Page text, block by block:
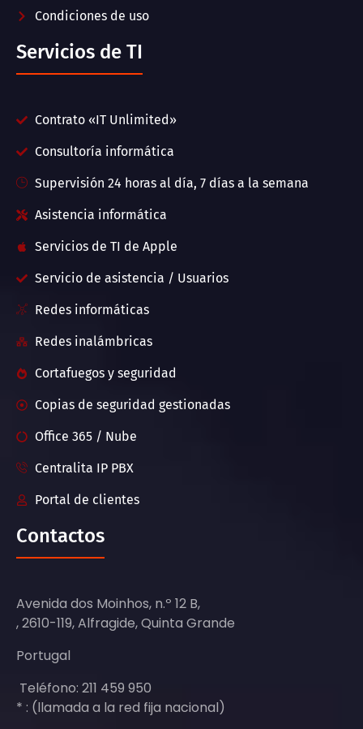
Condiciones de uso
Servicios de TI
Contrato «IT Unlimited»
Consultoría informática
Supervisión 24 horas al día, 7 días a la semana
Asistencia informática
Servicios de TI de Apple
Servicio de asistencia / Usuarios
Redes informáticas
Redes inalámbricas
Cortafuegos y seguridad
Copias de seguridad gestionadas
Office 365 / Nube
Centralita IP PBX
Portal de clientes
Contactos
Avenida dos Moinhos, n.º 12 B,
, 2610-119, Alfragide, Quinta Grande
Portugal
Teléfono: 211 459 950
* : (llamada a la red fija nacional)